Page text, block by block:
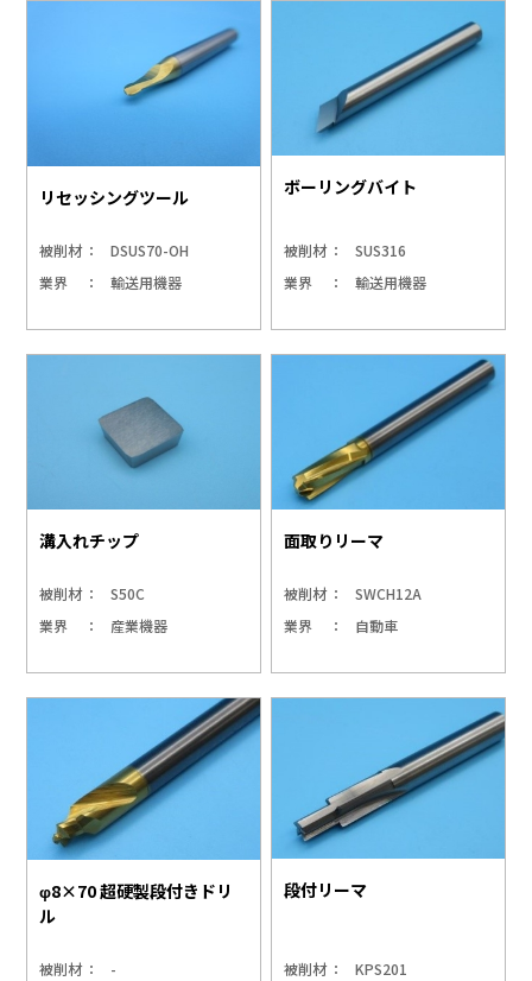
リセッシングツール
被削材
DSUS70-OH
業界
輸送用機器
ボーリングバイト
被削材
SUS316
業界
輸送用機器
溝入れチップ
被削材
S50C
業界
産業機器
面取りリーマ
被削材
SWCH12A
業界
自動車
φ8×70 超硬製段付きドリ
ル
被削材
-
段付リーマ
被削材
KPS201